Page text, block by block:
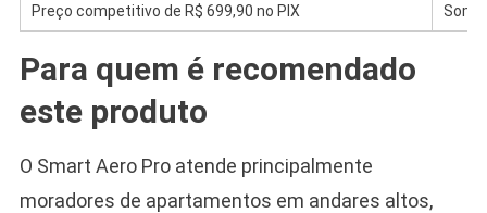
Preço competitivo de R$ 699,90 no PIX
Para quem é recomendado
este produto
O Smart Aero Pro atende principalmente
moradores de apartamentos em andares altos,